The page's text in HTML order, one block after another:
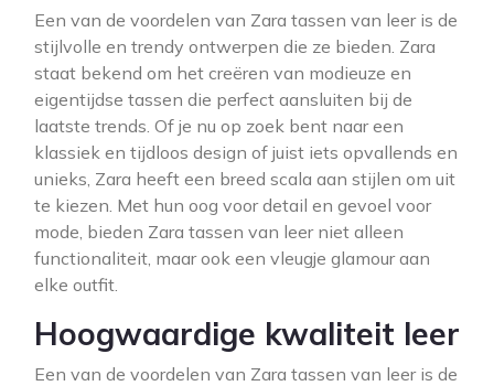
Een van de voordelen van Zara tassen van leer is de
stijlvolle en trendy ontwerpen die ze bieden. Zara
staat bekend om het creëren van modieuze en
eigentijdse tassen die perfect aansluiten bij de
laatste trends. Of je nu op zoek bent naar een
klassiek en tijdloos design of juist iets opvallends en
unieks, Zara heeft een breed scala aan stijlen om uit
te kiezen. Met hun oog voor detail en gevoel voor
mode, bieden Zara tassen van leer niet alleen
functionaliteit, maar ook een vleugje glamour aan
elke outfit.
Hoogwaardige kwaliteit leer
Een van de voordelen van Zara tassen van leer is de